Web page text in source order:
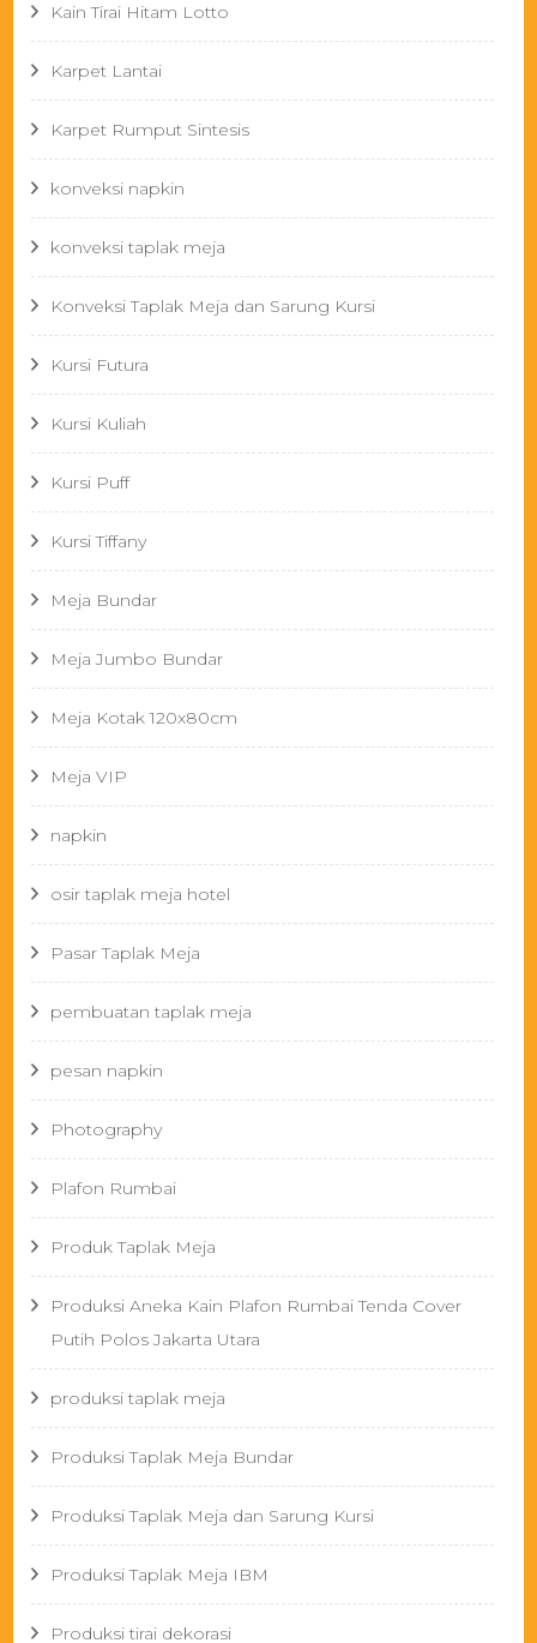
Kain Tirai Hitam Lotto
Karpet Lantai
Karpet Rumput Sintesis
konveksi napkin
konveksi taplak meja
Konveksi Taplak Meja dan Sarung Kursi
Kursi Futura
Kursi Kuliah
Kursi Puff
Kursi Tiffany
Meja Bundar
Meja Jumbo Bundar
Meja Kotak 120x80cm
Meja VIP
napkin
osir taplak meja hotel
Pasar Taplak Meja
pembuatan taplak meja
pesan napkin
Photography
Plafon Rumbai
Produk Taplak Meja
Produksi Aneka Kain Plafon Rumbai Tenda Cover
Putih Polos Jakarta Utara
produksi taplak meja
Produksi Taplak Meja Bundar
Produksi Taplak Meja dan Sarung Kursi
Produksi Taplak Meja IBM
Produksi tirai dekorasi